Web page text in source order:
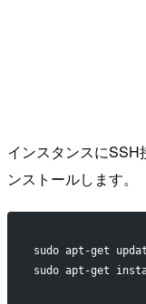
インスタンスにSSH
ンストールします。
sudo apt-get
sudo apt-get